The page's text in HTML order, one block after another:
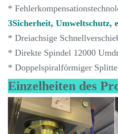
*
3Sicherheit, Umweltschutz,
* Dreiachsige
* Direkte Spindel 12000
* Doppelspiralförmiger
Einzelheiten des